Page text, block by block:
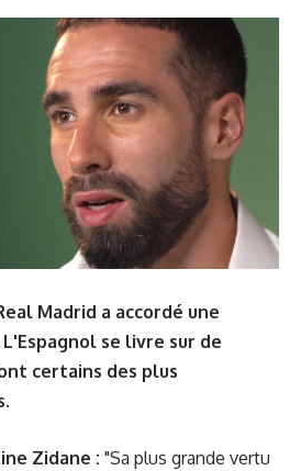
Madrid a accordé une
se livre sur de
certains des plus
Zidane : "Sa plus grande vertu